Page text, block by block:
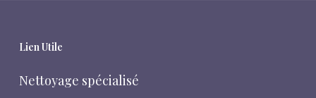
Lien Utile
Nettoyage spécialisé